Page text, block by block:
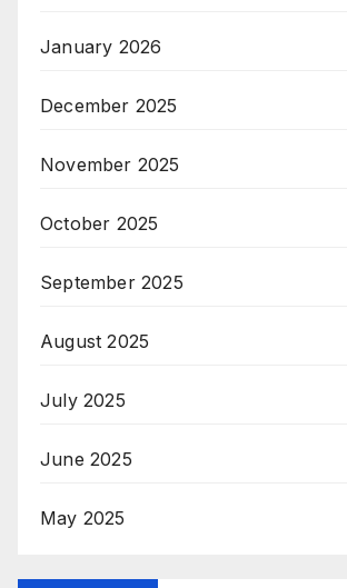
January 2026
December 2025
November 2025
October 2025
September 2025
August 2025
July 2025
June 2025
May 2025